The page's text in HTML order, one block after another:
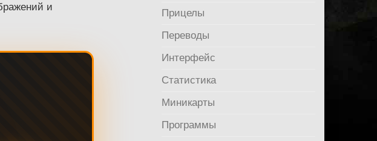
и
Прицелы
Переводы
Интерфейс
Статистика
Миникарты
Программы